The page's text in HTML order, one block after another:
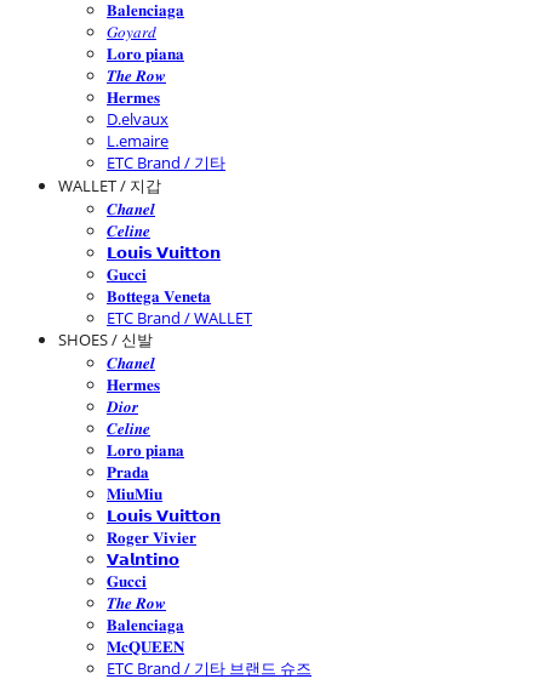
𝐁𝐚𝐥𝐞𝐧𝐜𝐢𝐚𝐠𝐚
𝐺𝑜𝑦𝑎𝑟𝑑
𝐋𝐨𝐫𝐨 𝐩𝐢𝐚𝐧𝐚
𝑻𝒉𝒆 𝑹𝒐𝒘
𝐇𝐞𝐫𝐦𝐞𝐬
D.elvaux
L.emaire
ETC Brand / 기타
WALLET / 지갑
𝑪𝒉𝒂𝒏𝒆𝒍
𝑪𝒆𝒍𝒊𝒏𝒆
𝗟𝗼𝘂𝗶𝘀 𝗩𝘂𝗶𝘁𝘁𝗼𝗻
𝐆𝐮𝐜𝐜𝐢
𝐁𝐨𝐭𝐭𝐞𝐠𝐚 𝐕𝐞𝐧𝐞𝐭𝐚
ETC Brand / WALLET
SHOES / 신발
𝑪𝒉𝒂𝒏𝒆𝒍
𝐇𝐞𝐫𝐦𝐞𝐬
𝑫𝒊𝒐𝒓
𝑪𝒆𝒍𝒊𝒏𝒆
𝐋𝐨𝐫𝐨 𝐩𝐢𝐚𝐧𝐚
𝐏𝐫𝐚𝐝𝐚
𝐌𝐢𝐮𝐌𝐢𝐮
𝗟𝗼𝘂𝗶𝘀 𝗩𝘂𝗶𝘁𝘁𝗼𝗻
𝐑𝐨𝐠𝐞𝐫 𝐕𝐢𝐯𝐢𝐞𝐫
𝗩𝗮𝗹𝗻𝘁𝗶𝗻𝗼
𝐆𝐮𝐜𝐜𝐢
𝑻𝒉𝒆 𝑹𝒐𝒘
𝐁𝐚𝐥𝐞𝐧𝐜𝐢𝐚𝐠𝐚
𝐌𝐜𝐐𝐔𝐄𝐄𝐍
ETC Brand / 기타 브랜드 슈즈